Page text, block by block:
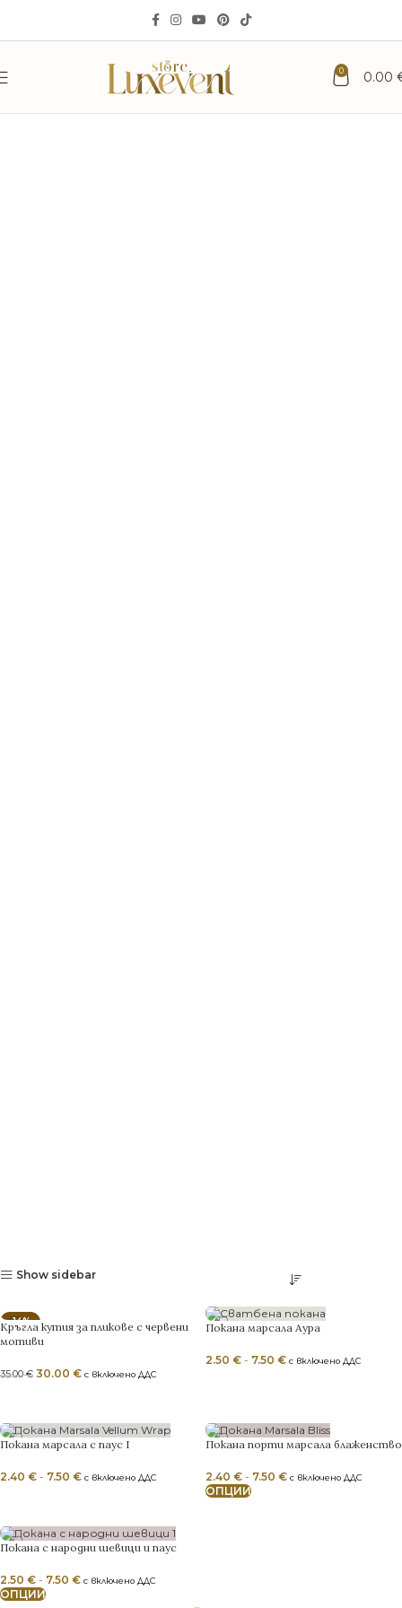
0 0.00
Show sidebar
-14%
NEW
Кръгла кутия за пликове с червени
мотиви
35.00€ 30.00 € с включено ДДС
Покана марсала Аура
2.50 € - 7.50 € с включено ДДС
Покана марсала с паус I
2.40 € - 7.50 € с включено ДДС
Покана порти марсала блаженство
2.40 € - 7.50 € с включено ДДС
ОПЦИИ
Покана с народни шевици и паус
2.50 € - 7.50 € с включено ДДС
ОПЦИИ